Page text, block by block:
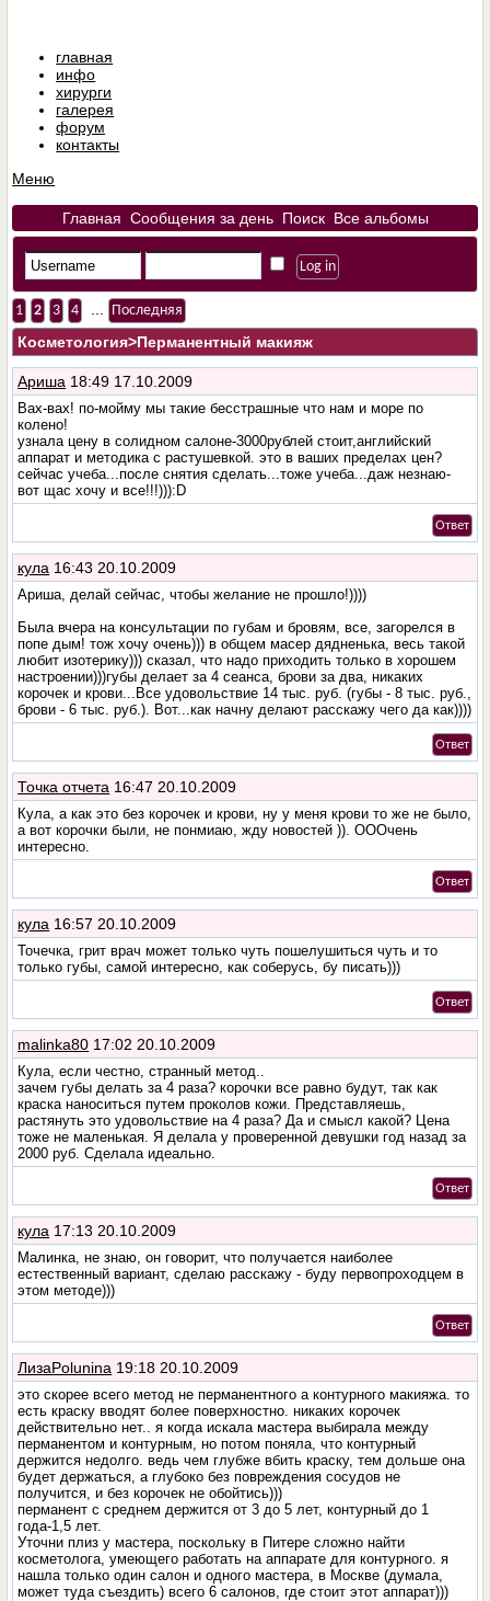
главная
инфо
хирурги
галерея
форум
контакты
Меню
Главная Сообщения за день Поиск Все альбомы
1 2 3 4 Последняя
Косметология>Перманентный макияж
Ариша 18:49 17.10.2009
Вах-вах! по-мойму мы такие бесстрашные что нам и море по
колено!
узнала цену в солидном салоне-3000рублей стоит,английский
аппарат и методика с растушевкой. это в ваших пределах цен?
сейчас учеба...после снятия сделать...тоже учеба...даж незнаю-
вот щас хочу и все!!!))):D
Ответ
кула 16:43 20.10.2009
Ариша, делай сейчас, чтобы желание не прошло!))))
Была вчера на консультации по губам и бровям, все, загорелся в
попе дым! тож хочу очень))) в общем масер дядненька, весь такой
любит изотерику))) сказал, что надо приходить только в хорошем
настроении)))губы делает за 4 сеанса, брови за два, никаких
корочек и крови...Все удовольствие 14 тыс. руб. (губы - 8 тыс. руб.,
брови - 6 тыс. руб.). Вот...как начну делают расскажу чего да как))))
Ответ
Точка отчета 16:47 20.10.2009
Кула, а как это без корочек и крови, ну у меня крови то же не было,
а вот корочки были, не понмиаю, жду новостей )). ОООчень
интересно.
Ответ
кула 16:57 20.10.2009
Точечка, грит врач может только чуть пошелушиться чуть и то
только губы, самой интересно, как соберусь, бу писать)))
Ответ
malinka80 17:02 20.10.2009
Кула, если честно, странный метод..
зачем губы делать за 4 раза? корочки все равно будут, так как
краска наноситься путем проколов кожи. Представляешь,
растянуть это удовольствие на 4 раза? Да и смысл какой? Цена
тоже не маленькая. Я делала у проверенной девушки год назад за
2000 руб. Сделала идеально.
Ответ
кула 17:13 20.10.2009
Малинка, не знаю, он говорит, что получается наиболее
естественный вариант, сделаю расскажу - буду первопроходцем в
этом методе)))
Ответ
ЛизаPolunina 19:18 20.10.2009
это скорее всего метод не перманентного а контурного макияжа. то
есть краску вводят более поверхностно. никаких корочек
действительно нет.. я когда искала мастера выбирала между
перманентом и контурным, но потом поняла, что контурный
держится недолго. ведь чем глубже вбить краску, тем дольше она
будет держаться, а глубоко без повреждения сосудов не
получится, и без корочек не обойтись)))
перманент с среднем держится от 3 до 5 лет, контурный до 1
года-1,5 лет.
Уточни плиз у мастера, поскольку в Питере сложно найти
косметолога, умеющего работать на аппарате для контурного. я
нашла только один салон и одного мастера, в Москве (думала,
может туда съездить) всего 6 салонов, где стоит этот аппарат)))